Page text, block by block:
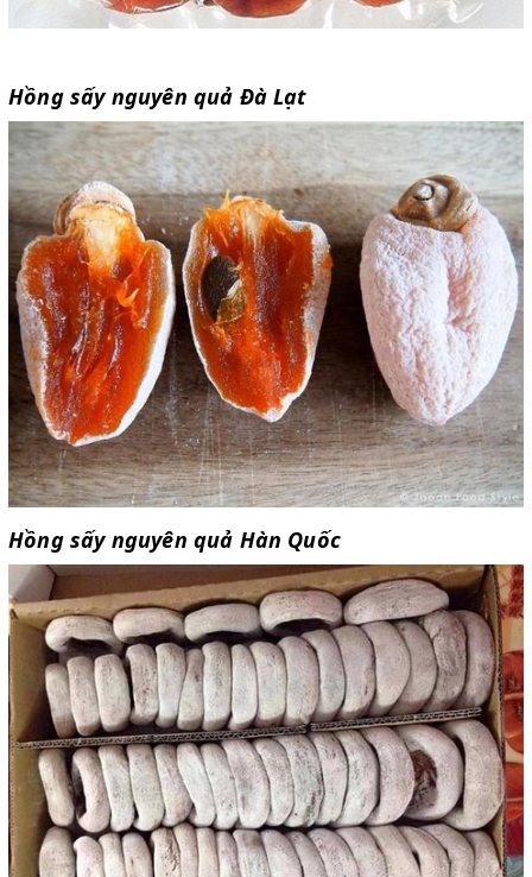
Hồng sấy nguyên quả Đà Lạt
Hồng sấy nguyên quả Hàn Quốc